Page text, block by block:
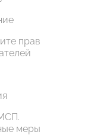
прав
меры